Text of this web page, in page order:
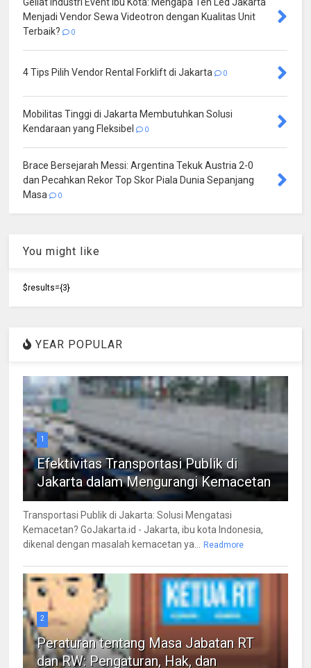
Geliat Industri Event Ibu Kota: Mengapa Ten Led Jakarta
Menjadi Vendor Sewa Videotron dengan Kualitas Unit
Terbaik?
0
4 Tips Pilih Vendor Rental Forklift di Jakarta 0
Mobilitas Tinggi di Jakarta Membutuhkan Solusi
Kendaraan yang Fleksibel
0
Brace Bersejarah Messi: Argentina Tekuk Austria 2-0
dan Pecahkan Rekor Top Skor Piala Dunia Sepanjang
Masa
0
You might like
$results={3}
YEAR POPULAR
1
Efektivitas Transportasi Publik di
Jakarta dalam Mengurangi Kemacetan
Transportasi Publik di Jakarta: Solusi Mengatasi
Kemacetan? GoJakarta.id - Jakarta, ibu kota Indonesia,
dikenal dengan masalah kemacetan ya... Readmore
2
Peraturan tentang Masa Jabatan RT
dan RW: Pengaturan, Hak, dan